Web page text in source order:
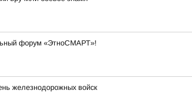
форум «ЭтноСМАРТ»!
железнодорожных войск